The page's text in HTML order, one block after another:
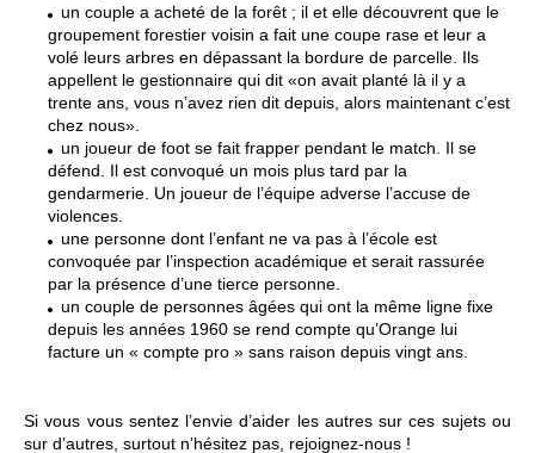
un couple a acheté de la forêt ; il et elle découvrent que le
groupement forestier voisin a fait une coupe rase et leur a
volé leurs arbres en dépassant la bordure de parcelle. Ils
appellent le gestionnaire qui dit «on avait planté là il y a
trente ans, vous n’avez rien dit depuis, alors maintenant c’est
chez nous».
un joueur de foot se fait frapper pendant le match. Il se
défend. Il est convoqué un mois plus tard par la
gendarmerie. Un joueur de l’équipe adverse l’accuse de
violences.
une personne dont l’enfant ne va pas à l’école est
convoquée par l’inspection académique et serait rassurée
par la présence d’une tierce personne.
un couple de personnes âgées qui ont la même ligne fixe
depuis les années 1960 se rend compte qu’Orange lui
facture un « compte pro » sans raison depuis vingt ans.
Si vous vous sentez l’envie d’aider les autres sur ces sujets ou
sur d’autres, surtout n’hésitez pas, rejoignez-nous !